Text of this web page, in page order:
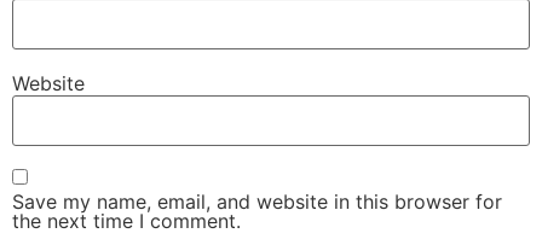
Website
Save my name, email, and website in this browser for
the next time I comment.